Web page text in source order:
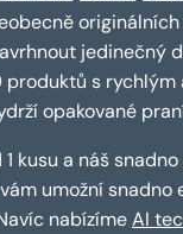
originálních
jedinečný
s rychlým
opakované
kusu a náš
vám umožní snadno
nabízímeAI